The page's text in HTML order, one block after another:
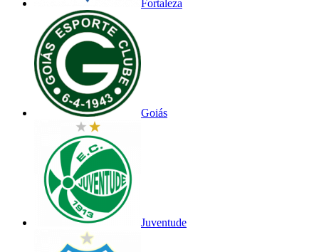
Fortaleza
Goiás
Juventude